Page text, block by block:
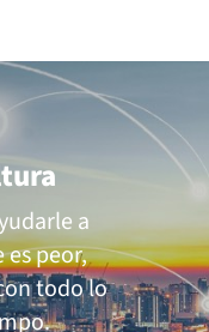
a
peor,
todo lo